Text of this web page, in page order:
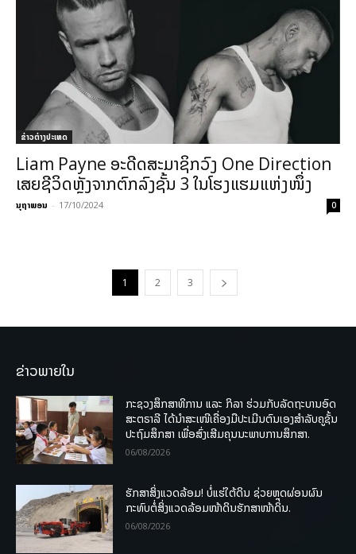
ຂ່າວຕ່າງປະເທດ
Liam Payne ອະດີດສະມາຊິກວົງ One Direction
ເສຍຊີວິດຫຼັງຈາກຕົກລົງຊັ້ນ 3 ໃນໂຮງແຮມແຫ່ງໜຶ່ງ
ນຸຖາພອນ - 17/10/2024 0
1 2 3
ຂ່າວພາຍໃນ
ກະຊວງສຶກສາທິການ ແລະ ກິລາ ຮ່ວມກັບລັດຖະບານອົດ
ສະຕຣາລີ ໄດ້ນຳສະເໜີເຄື່ອງມືປະເມີນຕົນເອງສຳລັບຄູຊັ້ນ
ປະຖົມສຶກສາ ເພື່ອສົ່ງເສີມຄຸນນະພາບການສຶກສາ.
06/08/2026
ຮັກສາສິ່ງແວດລ້ອມ! ບໍ່ແຮ່ໃຕ້ດິນ ຊ່ວຍຫຼຸດຜ່ອນຜົນ
ກະທົບຕໍ່ສິ່ງແວດລ້ອມໜ້າດິນຮັກສາໜ້າດິນ.
06/08/2026